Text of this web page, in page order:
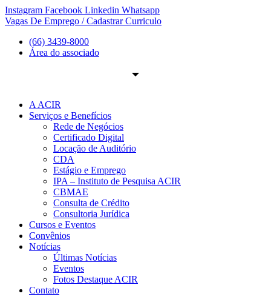
Ir
para
conteúdo
Instagram Facebook Linkedin Whatsapp
Vagas De Emprego / Cadastrar Curriculo
(66) 3439-8000
Área do associado
A ACIR
Serviços e Benefícios
Rede de Negócios
Certificado Digital
Locação de Auditório
CDA
Estágio e Emprego
IPA – Instituto de Pesquisa ACIR
CBMAE
Consulta de Crédito
Consultoria Jurídica
Cursos e Eventos
Convênios
Notícias
Últimas Notícias
Eventos
Fotos Destaque ACIR
Contato